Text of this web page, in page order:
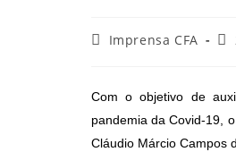
AutorImprensa CFA
Com o objetivo de
pandemia da Covid-19,
Cláudio Márcio Campos